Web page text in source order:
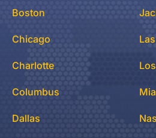
Boston
Chicago
Charlotte
Columbus
Dallas